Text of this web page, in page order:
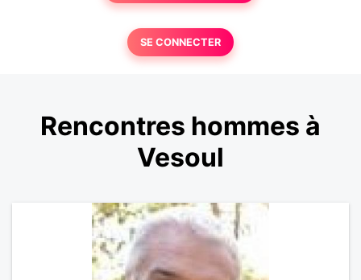
SE CONNECTER
Rencontres hommes à
Vesoul